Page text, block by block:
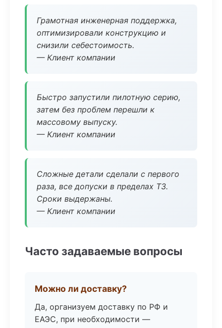
Грамотная инженерная поддержка,
оптимизировали конструкцию и
снизили себестоимость.
— Клиент компании
Быстро запустили пилотную серию,
затем без проблем перешли к
массовому выпуску.
— Клиент компании
Сложные детали сделали с первого
раза, все допуски в пределах ТЗ.
Сроки выдержаны.
— Клиент компании
Часто задаваемые вопросы
Можно ли доставку?
Да, организуем доставку по РФ и
ЕАЭС, при необходимости —